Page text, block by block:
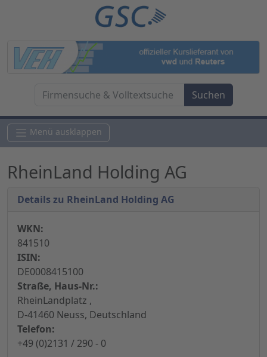
Menü ausklappen
RheinLand Holding AG
Details zu RheinLand Holding AG
WKN:
841510
ISIN:
DE0008415100
Straße, Haus-Nr.:
RheinLandplatz ,
D-41460 Neuss, Deutschland
Telefon:
+49 (0)2131 / 290 - 0